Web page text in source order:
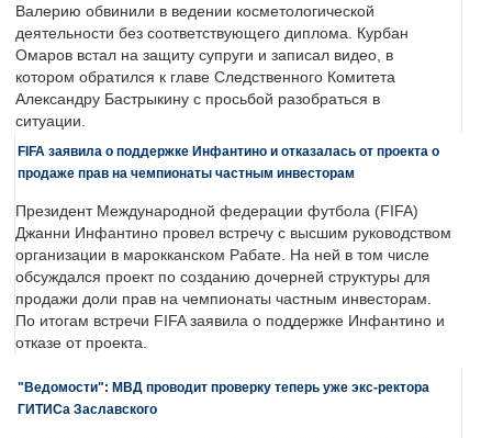
Валерию обвинили в ведении косметологической
деятельности без соответствующего диплома. Курбан
Омаров встал на защиту супруги и записал видео, в
котором обратился к главе Следственного Комитета
Александру Бастрыкину с просьбой разобраться в
ситуации.
FIFA заявила о поддержке Инфантино и отказалась от проекта о
продаже прав на чемпионаты частным инвесторам
Президент Международной федерации футбола (FIFA)
Джанни Инфантино провел встречу с высшим руководством
организации в марокканском Рабате. На ней в том числе
обсуждался проект по созданию дочерней структуры для
продажи доли прав на чемпионаты частным инвесторам.
По итогам встречи FIFA заявила о поддержке Инфантино и
отказе от проекта.
"Ведомости": МВД проводит проверку теперь уже экс-ректора
ГИТИСа Заславского